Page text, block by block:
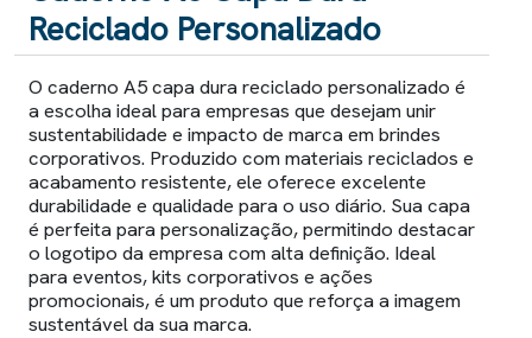
Reciclado Personalizado
O caderno A5 capa dura reciclado personalizado é
a escolha ideal para empresas que desejam unir
sustentabilidade e impacto de marca em brindes
corporativos. Produzido com materiais reciclados e
acabamento resistente, ele oferece excelente
durabilidade e qualidade para o uso diário. Sua capa
é perfeita para personalização, permitindo destacar
o logotipo da empresa com alta definição. Ideal
para eventos, kits corporativos e ações
promocionais, é um produto que reforça a imagem
sustentável da sua marca.